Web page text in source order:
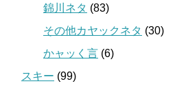
錦川ネタ (83)
その他カヤックネタ (30)
かャッく言 (6)
スキー (99)